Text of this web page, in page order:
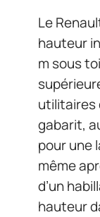
Le
hauteur
m sous
utilitaires
gabarit,
pour une
même
d’un
hauteur